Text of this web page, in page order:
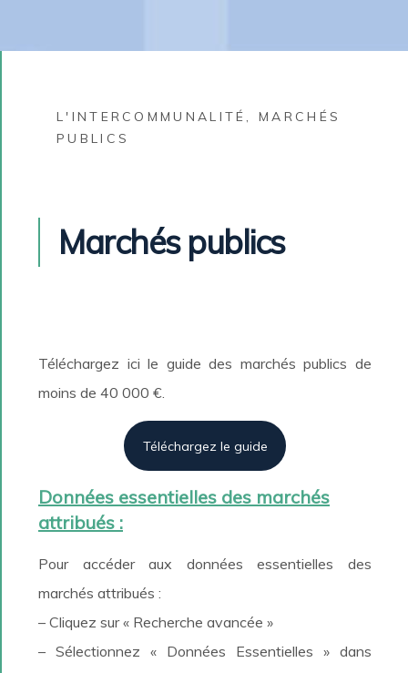
L'INTERCOMMUNALITÉ,MARCHÉS
PUBLICS
Marchés publics
Téléchargez ici le guide des marchés publics de
moins de 40 000 €.
Téléchargez le guide
Données essentielles des marchés
attribués :
Pour accéder aux données essentielles des
marchés attribués :
– Cliquez sur « Recherche avancée »
– Sélectionnez « Données Essentielles » dans